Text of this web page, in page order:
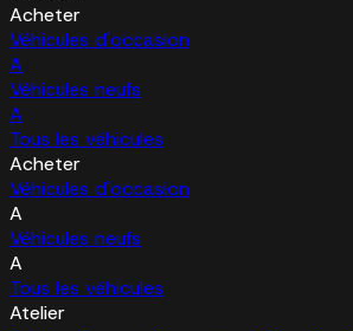
Acheter
Véhicules d'occasion
A
Véhicules neufs
A
Tous les véhicules
Acheter
Véhicules d'occasion
A
Véhicules neufs
A
Tous les véhicules
Atelier